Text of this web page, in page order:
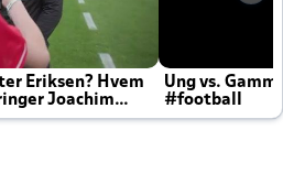
Eriksen? Hvem
Joachim
Ung vs.
#football